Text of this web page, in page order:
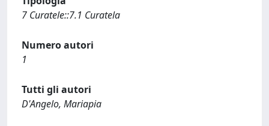
7 Curatele::7.1 Curatela
Numero autori
1
Tutti gli autori
D'Angelo, Mariapia